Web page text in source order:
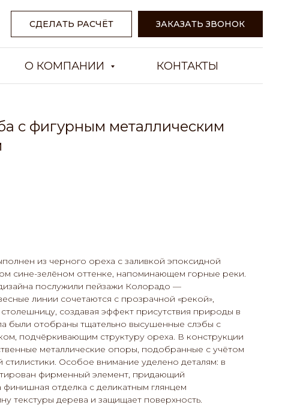
СДЕЛАТЬ РАСЧЁТ ЗАКАЗАТЬ ЗВОНОК
О КОМПАНИИ КОНТАКТЫ
с фигурным металлическим
из черного ореха с заливкой эпоксидной
сине-зелёном оттенке, напоминающем горные реки.
послужили пейзажи Колорадо —
линии сочетаются с прозрачной «рекой»,
создавая эффект присутствия природы в
были отобраны тщательно высушенные слэбы с
подчёркивающим структуру ореха. В конструкции
металлические опоры, подобранные с учётом
Особое внимание уделено деталям: в
фирменный элемент, придающий
финишная отделка с деликатным глянцем
текстуры дерева и защищает поверхность.